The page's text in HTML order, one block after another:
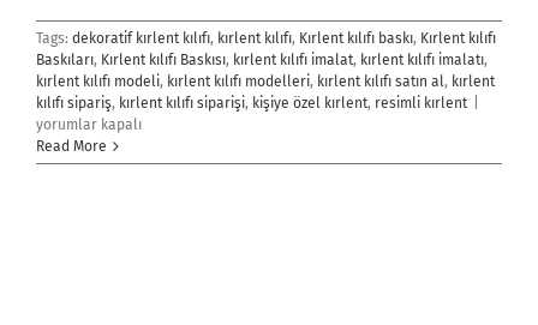
Tags: dekoratif kırlent kılıfı, kırlent kılıfı, Kırlent kılıfı baskı, Kırlent kılıfı
Baskıları, Kırlent kılıfı Baskısı, kırlent kılıfı imalat, kırlent kılıfı imalatı,
kırlent kılıfı modeli, kırlent kılıfı modelleri, kırlent kılıfı satın al, kırlent
kılıfı sipariş, kırlent kılıfı siparişi, kişiye özel kırlent, resimli kırlent
yorumlar kapalı
Read More